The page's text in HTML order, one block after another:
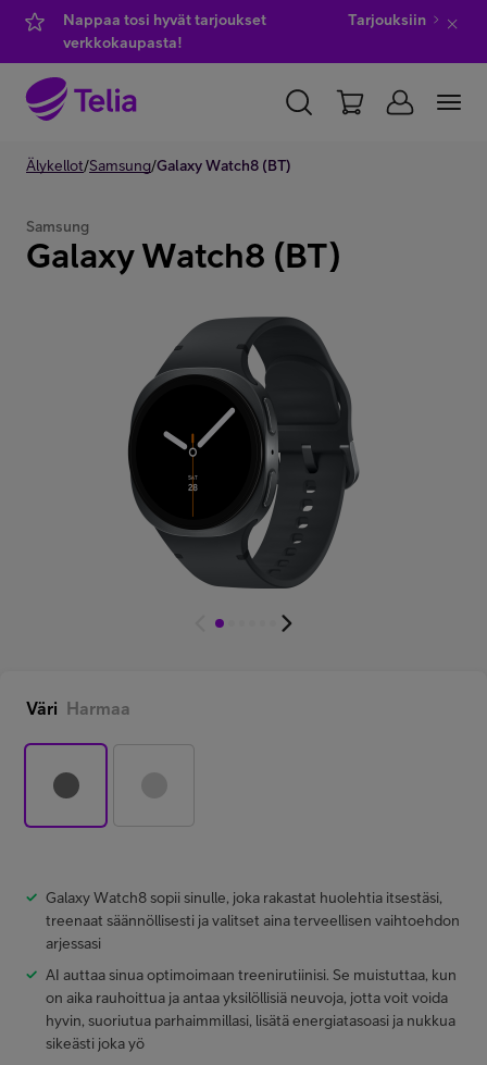
Nappaa tosi hyvät tarjoukset
verkkokaupasta!
Tarjouksiin
YKSITYISILLE YRITYKSILLE WHOLESALE
Minun Telia Yrityksille
Älykellot/Samsung/Galaxy Watch8 (BT)
Samsung
Galaxy Watch8 (BT)
Väri Harmaa
Galaxy Watch8 sopii sinulle, joka rakastat huolehtia itsestäsi,
treenaat säännöllisesti ja valitset aina terveellisen vaihtoehdon
arjessasi
AI auttaa sinua optimoimaan treenirutiinisi. Se muistuttaa, kun
on aika rauhoittua ja antaa yksilöllisiä neuvoja, jotta voit voida
hyvin, suoriutua parhaimmillasi, lisätä energiatasoasi ja nukkua
sikeästi joka yö